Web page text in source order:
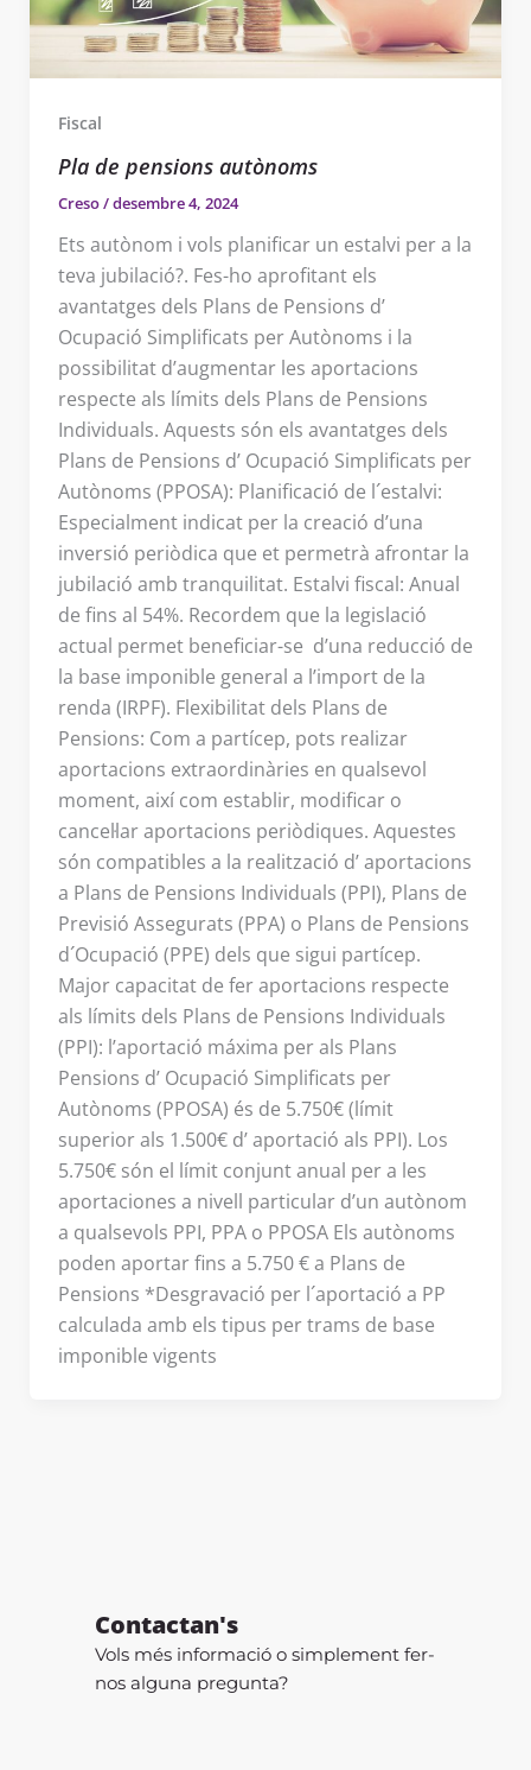
Fiscal
Pla de pensions autònoms
Creso/desembre 4, 2024
Ets autònom i vols planificar un estalvi per a la
teva jubilació?. Fes-ho aprofitant els
avantatges dels Plans de Pensions d’
Ocupació Simplificats per Autònoms i la
possibilitat d’augmentar les aportacions
respecte als límits dels Plans de Pensions
Individuals. Aquests són els avantatges dels
Plans de Pensions d’ Ocupació Simplificats per
Autònoms (PPOSA): Planificació de l´estalvi:
Especialment indicat per la creació d’una
inversió periòdica que et permetrà afrontar la
jubilació amb tranquilitat. Estalvi fiscal: Anual
de fins al 54%. Recordem que la legislació
actual permet beneficiar-se d’una reducció de
la base imponible general a l’import de la
renda (IRPF). Flexibilitat dels Plans de
Pensions: Com a partícep, pots realizar
aportacions extraordinàries en qualsevol
moment, així com establir, modificar o
cancel·lar aportacions periòdiques. Aquestes
són compatibles a la realització d’ aportacions
a Plans de Pensions Individuals (PPI), Plans de
Previsió Assegurats (PPA) o Plans de Pensions
d´Ocupació (PPE) dels que sigui partícep.
Major capacitat de fer aportacions respecte
als límits dels Plans de Pensions Individuals
(PPI): l’aportació máxima per als Plans
Pensions d’ Ocupació Simplificats per
Autònoms (PPOSA) és de 5.750€ (límit
superior als 1.500€ d’ aportació als PPI). Los
5.750€ són el límit conjunt anual per a les
aportaciones a nivell particular d’un autònom
a qualsevols PPI, PPA o PPOSA Els autònoms
poden aportar fins a 5.750 € a Plans de
Pensions *Desgravació per l´aportació a PP
calculada amb els tipus per trams de base
imponible vigents
Contactan's
Vols més informació o simplement fer-
nos alguna pregunta?